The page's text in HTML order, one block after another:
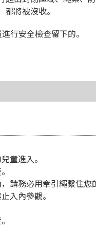
將被沒收。
行安全檢查留下的。
童進入。
請務必用牽引繩繫住您
入內參觀。